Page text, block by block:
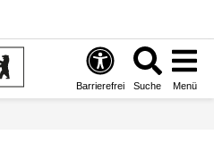
Barrierefrei Suche Menü